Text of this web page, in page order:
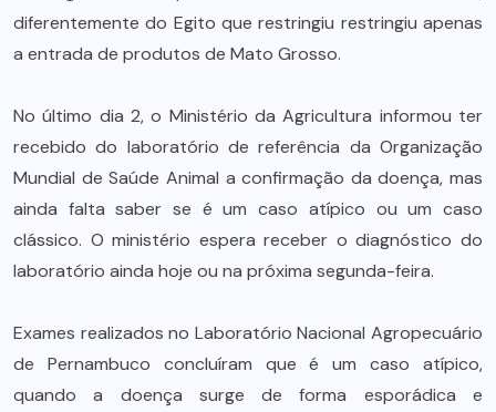
diferentemente do Egito que restringiu restringiu apenas
a entrada de produtos de Mato Grosso.
No último dia 2, o Ministério da Agricultura informou ter
recebido do laboratório de referência da Organização
Mundial de Saúde Animal a confirmação da doença, mas
ainda falta saber se é um caso atípico ou um caso
clássico. O ministério espera receber o diagnóstico do
laboratório ainda hoje ou na próxima segunda-feira.
Exames realizados no Laboratório Nacional Agropecuário
de Pernambuco concluíram que é um caso atípico,
quando a doença surge de forma esporádica e